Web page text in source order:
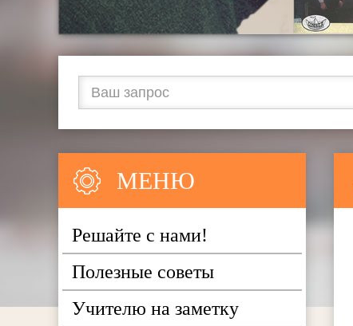
МЕНЮ
Решайте с нами!
Полезные советы
Учителю на заметку